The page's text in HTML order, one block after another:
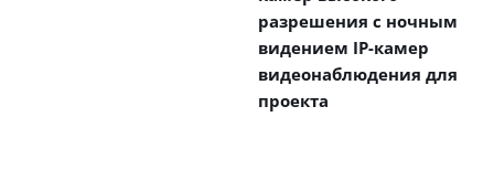
разрешения с ночным
видением IP-камер
видеонаблюдения для
проекта